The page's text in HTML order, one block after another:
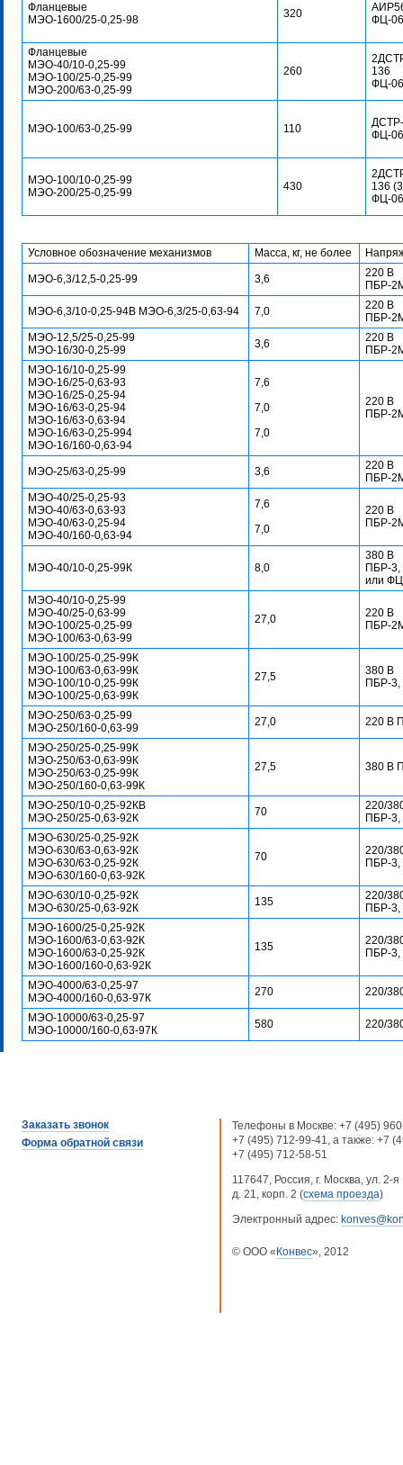
Фланцевые
МЭО-1600/25-0,25-98
320
ФЦ-
Фланцевые
МЭО-40/10-0,25-99
МЭО-100/25-0,25-99
МЭО-200/63-0,25-99
260
136
ФЦ-
МЭО-100/63-0,25-99 110
ФЦ-
МЭО-100/10-0,25-99
МЭО-200/25-0,25-99
430
136
ФЦ-
Условное обозначение механизмов Масса, кг, не более
МЭО-6,3/12,5-0,25-99 3,6
220 В
ПБР-
МЭО-6,3/10-0,25-94B МЭО-6,3/25-0,63-94 7,0
220 В
ПБР-
МЭО-12,5/25-0,25-99
МЭО-16/30-0,25-99
3,6
220 В
ПБР-
МЭО-16/10-0,25-99
МЭО-16/25-0,63-93
МЭО-16/25-0,25-94
МЭО-16/63-0,25-94
МЭО-16/63-0,63-94
МЭО-16/63-0,25-994
МЭО-16/160-0,63-94
7,6
7,0
7,0
220 В
ПБР-
МЭО-25/63-0,25-99 3,6
220 В
ПБР-
МЭО-40/25-0,25-93
МЭО-40/63-0,63-93
МЭО-40/63-0,25-94
МЭО-40/160-0,63-94
7,6
7,0
220 В
ПБР-
МЭО-40/10-0,25-99К 8,0
380 В
ПБР-
или
МЭО-40/10-0,25-99
МЭО-40/25-0,63-99
МЭО-100/25-0,25-99
МЭО-100/63-0,63-99
27,0
220 В
ПБР-
МЭО-100/25-0,25-99К
МЭО-100/63-0,63-99К
МЭО-100/10-0,25-99К
МЭО-100/25-0,63-99К
27,5
380 В
ПБР-
МЭО-250/63-0,25-99
МЭО-250/160-0,63-99
27,0 220 В
МЭО-250/25-0,25-99К
МЭО-250/63-0,63-99К
МЭО-250/63-0,25-99К
МЭО-250/160-0,63-99К
27,5 380 В
МЭО-250/10-0,25-92КB
МЭО-250/25-0,63-92К
70
220/
ПБР-
МЭО-630/25-0,25-92К
МЭО-630/63-0,63-92К
МЭО-630/63-0,25-92К
МЭО-630/160-0,63-92К
70
220/
ПБР-
МЭО-630/10-0,25-92К
МЭО-630/25-0,63-92К
135
220/
ПБР-
МЭО-1600/25-0,25-92К
МЭО-1600/63-0,63-92К
МЭО-1600/63-0,25-92К
МЭО-1600/160-0,63-92К
135
220/
ПБР-
МЭО-4000/63-0,25-97
МЭО-4000/160-0,63-97К
270 220/
МЭО-10000/63-0,25-97
МЭО-10000/160-0,63-97К
580 220/
Заказать звонок
Форма обратной связи
Телефоны в Москве: +7 (495)
+7 (495) 712-99-41, а также: +7
+7 (495) 712-58-51
117647, Россия, г. Москва, ул. 2-
д. 21, корп. 2 (схема проезда)
Электронный адрес:
© ООО « Конвес», 2012